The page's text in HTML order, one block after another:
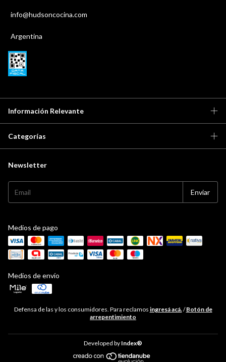
info@hudsoncocina.com
Argentina
Información Relevante
Categorías
Newsletter
Medios de pago
Medios de envío
Defensa de las y los consumidores. Para reclamos ingresá acá./ Botón de
arrepentimiento
Developed by Index®